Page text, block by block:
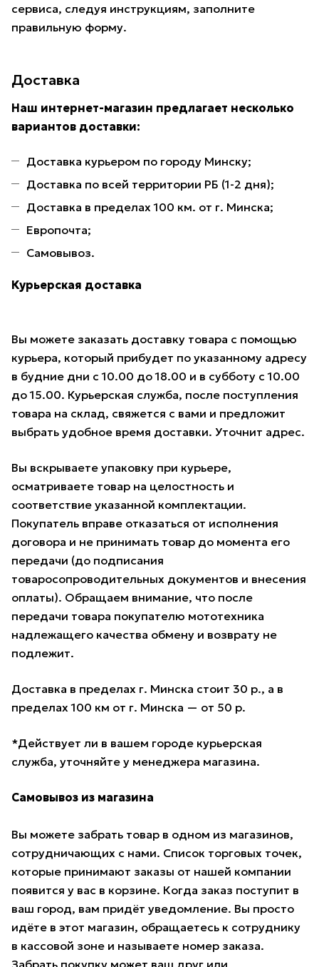
сервиса, следуя инструкциям, заполните
правильную форму.
Доставка
Наш интернет-магазин предлагает несколько
вариантов доставки:
Доставка курьером по городу Минску;
Доставка по всей территории РБ (1-2 дня);
Доставка в пределах 100 км. от г. Минска;
Европочта;
Самовывоз.
Курьерская доставка
Вы можете заказать доставку товара с помощью
курьера, который прибудет по указанному адресу
в будние дни с 10.00 до 18.00 и в субботу с 10.00
до 15.00. Курьерская служба, после поступления
товара на склад, свяжется с вами и предложит
выбрать удобное время доставки. Уточнит адрес.
Вы вскрываете упаковку при курьере,
осматриваете товар на целостность и
соответствие указанной комплектации.
Покупатель вправе отказаться от исполнения
договора и не принимать товар до момента его
передачи (до подписания
товаросопроводительных документов и внесения
оплаты). Обращаем внимание, что после
передачи товара покупателю мототехника
надлежащего качества обмену и возврату не
подлежит.
Доставка в пределах г. Минска стоит 30 р., а в
пределах 100 км от г. Минска — от 50 р.
*Действует ли в вашем городе курьерская
служба, уточняйте у менеджера магазина.
Самовывоз из магазина
Вы можете забрать товар в одном из магазинов,
сотрудничающих с нами. Список торговых точек,
которые принимают заказы от нашей компании
появится у вас в корзине. Когда заказ поступит в
ваш город, вам придёт уведомление. Вы просто
идёте в этот магазин, обращаетесь к сотруднику
в кассовой зоне и называете номер заказа.